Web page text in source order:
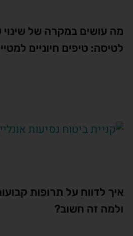
מה עושים במקרה של
לטיסה: טיפים חיוניים
איך לדווח על תרופות
ולמה זה חשוב?